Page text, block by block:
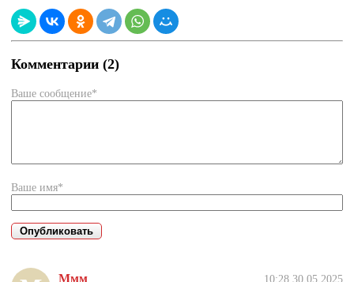
Комментарии (2)
Ваше сообщение*
Ваше имя*
Ммм 10:28 30.05.2025